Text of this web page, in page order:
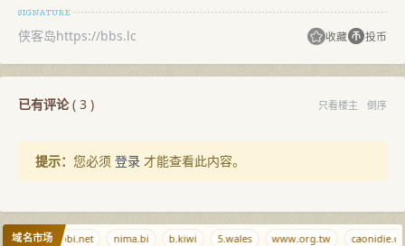
侠客岛https://bbs.lc 收藏 投币
已有评论( 3 ) 只看楼主 倒序
提示： 您必须 登录 才能查看此内容。
域名市场saobi.net nima.bi b.kiwi 5.wales www.org.tw